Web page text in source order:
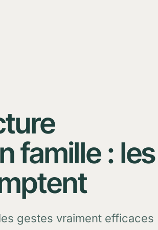
famille : les
gestes vraiment efficaces